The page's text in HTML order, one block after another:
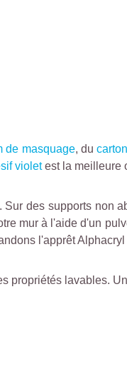
de masquage, du
violetest la meilleure
des supports non
mur à l'aide d'un
l'apprêt
propriétés lavables.